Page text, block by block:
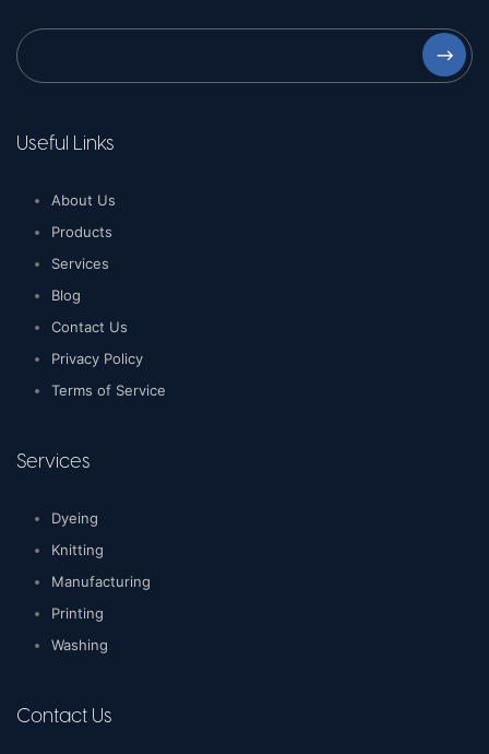
⟶
Useful Links
About Us
Products
Services
Blog
Contact Us
Privacy Policy
Terms of Service
Services
Dyeing
Knitting
Manufacturing
Printing
Washing
Contact Us